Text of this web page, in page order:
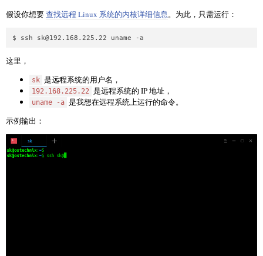
假设你想要查找远程 Linux 系统的内核详细信息。为此，只需运行：
$ ssh sk@192.168.225.22
这里，
sk 是远程系统的用户名，
192.168.225.22 是远程系统的 IP 地址，
uname -a 是我想在远程系统上运行的命令。
示例输出：